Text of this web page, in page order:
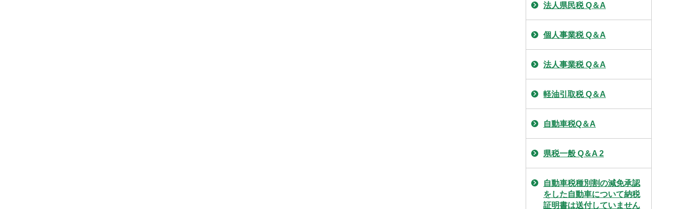
法人県民税 Q＆A
個人事業税 Q＆A
法人事業税 Q＆A
軽油引取税 Q＆A
自動車税Q＆A
県税一般 Q＆A 2
自動車税種別割の減免承認
をした自動車について納税
証明書は送付していません